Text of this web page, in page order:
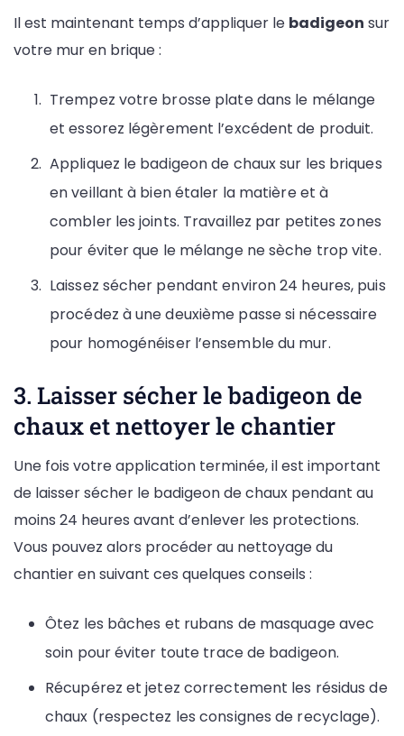
Il est maintenant temps d’appliquer le badigeon sur
votre mur en brique :
Trempez votre brosse plate dans le mélange
et essorez légèrement l’excédent de produit.
Appliquez le badigeon de chaux sur les briques
en veillant à bien étaler la matière et à
combler les joints. Travaillez par petites zones
pour éviter que le mélange ne sèche trop vite.
Laissez sécher pendant environ 24 heures, puis
procédez à une deuxième passe si nécessaire
pour homogénéiser l’ensemble du mur.
3. Laisser sécher le badigeon de
chaux et nettoyer le chantier
Une fois votre application terminée, il est important
de laisser sécher le badigeon de chaux pendant au
moins 24 heures avant d’enlever les protections.
Vous pouvez alors procéder au nettoyage du
chantier en suivant ces quelques conseils :
Ôtez les bâches et rubans de masquage avec
soin pour éviter toute trace de badigeon.
Récupérez et jetez correctement les résidus de
chaux (respectez les consignes de recyclage).